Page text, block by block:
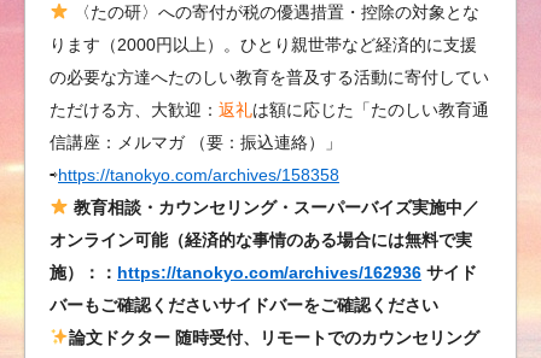
記
事
が
掲
載
さ
れ
ま
す
〈たの研〉への寄付が税の優遇措置・控除の対象とな
ります（2000円以上）。ひとり親世帯など経済的に支援
の必要な方達へたのしい教育を普及する活動に寄付してい
ただける方、大歓迎： 返礼は額に応じた「たのしい教育通
信講座：メルマガ （要：振込連絡）」
⇨https://tanokyo.com/archives/158358
教育相談・カウンセリング・スーパーバイズ実施中／
オンライン可能（経済的な事情のある場合には無料で実
施）：： https://tanokyo.com/archives/162936 サイド
バーもご確認くださいサイドバーをご確認ください
論文ドクター 随時受付、リモートでのカウンセリング